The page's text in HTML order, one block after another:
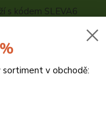
s kódem SLEVA6
v obchodě: